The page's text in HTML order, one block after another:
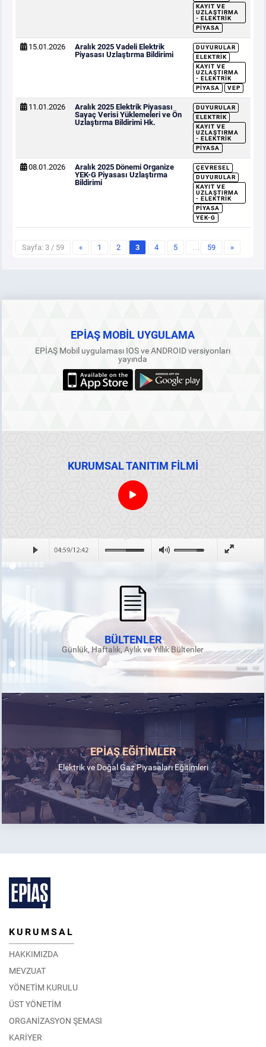
KAYIT VE
UZLAŞTIRMA
- ELEKTRIK
PIYASA
15.01.2026
Aralık 2025 Vadeli Elektrik
Piyasası Uzlaştırma Bildirimi
DUYURULAR
ELEKTRIK
KAYIT VE
UZLAŞTIRMA
- ELEKTRIK
PIYASA
VEP
11.01.2026
Aralık 2025 Elektrik Piyasası
Sayaç Verisi Yüklemeleri ve Ön
Uzlaştırma Bildirimi Hk.
DUYURULAR
ELEKTRIK
KAYIT VE
UZLAŞTIRMA
- ELEKTRIK
PIYASA
08.01.2026
Aralık 2025 Dönemi Organize
YEK-G Piyasası Uzlaştırma
Bildirimi
ÇEVRESEL
DUYURULAR
KAYIT VE
UZLAŞTIRMA
- ELEKTRIK
PIYASA
YEK-G
Sayfa: 3 / 59 « 1 2 3 4 5 … 59 »
EPİAŞ MOBİL UYGULAMA
EPİAŞ Mobil uygulaması IOS ve ANDROID versiyonları
yayında
KURUMSAL TANITIM FİLMİ
BÜLTENLER
Günlük, Haftalık, Aylık ve Yıllık Bültenler
EPİAŞ EĞİTİMLER
Elektrik ve Doğal Gaz Piyasaları Eğitimleri
KURUMSAL
HAKKIMIZDA
MEVZUAT
YÖNETİM KURULU
ÜST YÖNETİM
ORGANİZASYON ŞEMASI
KARİYER